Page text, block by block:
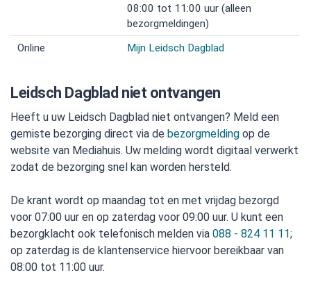
08:00 tot 11:00 uur (alleen
bezorgmeldingen)
Online
Mijn Leidsch Dagblad
Leidsch Dagblad niet ontvangen
Heeft u uw Leidsch Dagblad niet ontvangen? Meld een
gemiste bezorging direct via de bezorgmelding op de
website van Mediahuis. Uw melding wordt digitaal verwerkt
zodat de bezorging snel kan worden hersteld.
De krant wordt op maandag tot en met vrijdag bezorgd
voor 07:00 uur en op zaterdag voor 09:00 uur. U kunt een
bezorgklacht ook telefonisch melden via 088 - 824 11 11;
op zaterdag is de klantenservice hiervoor bereikbaar van
08:00 tot 11:00 uur.